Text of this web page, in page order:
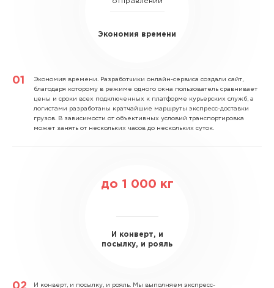
Экономия времени
Экономия времени. Разработчики онлайн-сервиса создали сайт,
благодаря которому в режиме одного окна пользователь сравнивает
цены и сроки всех подключенных к платформе курьерских служб, а
логистами разработаны кратчайшие маршруты экспресс-доставки
грузов. В зависимости от объективных условий транспортировка
может занять от нескольких часов до нескольких суток.
до 1 000 кг
И конверт, и
посылку, и рояль
И конверт, и посылку, и рояль. Мы выполняем экспресс-